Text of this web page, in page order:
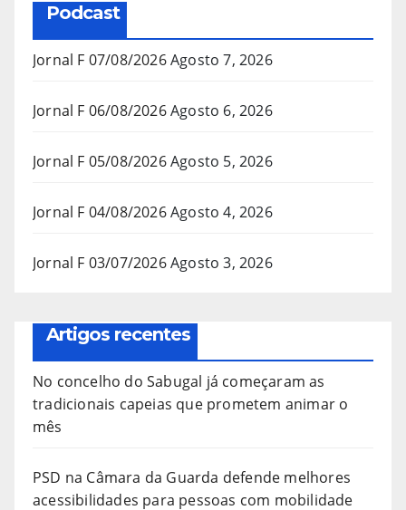
Podcast
Jornal F 07/08/2026Agosto 7, 2026
Jornal F 06/08/2026Agosto 6, 2026
Jornal F 05/08/2026Agosto 5, 2026
Jornal F 04/08/2026Agosto 4, 2026
Jornal F 03/07/2026Agosto 3, 2026
Artigos recentes
No concelho do Sabugal já começaram as
tradicionais capeias que prometem animar o
mês
PSD na Câmara da Guarda defende melhores
acessibilidades para pessoas com mobilidade